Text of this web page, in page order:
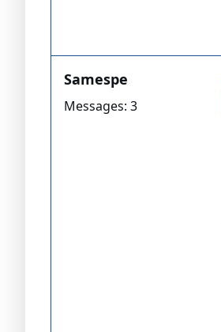
Samespe
Messages: 3